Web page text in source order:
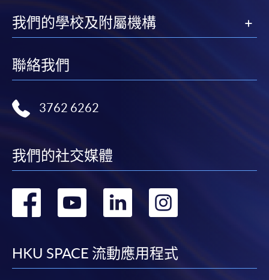
我們的學校及附屬機構
聯絡我們
3762 6262
我們的社交媒體
轉
facebook
轉
youtube
轉
linkedin
HKU SPACE 流動應用程式